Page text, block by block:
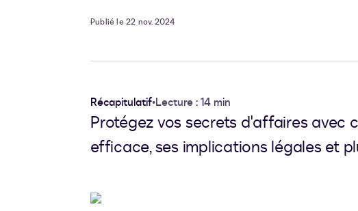
Publié le 22 nov. 2024
Récapitulatif•Lecture : 14 min
Protégez vos secrets d'affaires avec
efficace, ses implications légales et